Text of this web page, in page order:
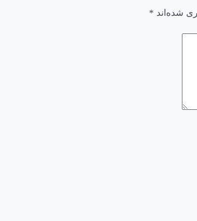
شده‌اند *